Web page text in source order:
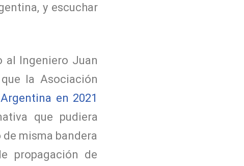
y escuchar
al Ingeniero Juan
la Asociación
en 2021
que pudiera
misma bandera
propagación de